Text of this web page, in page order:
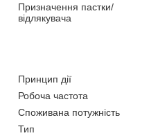
Призначення пастки/
відлякувача
Принцип дії
Робоча частота
Споживана потужність
Тип